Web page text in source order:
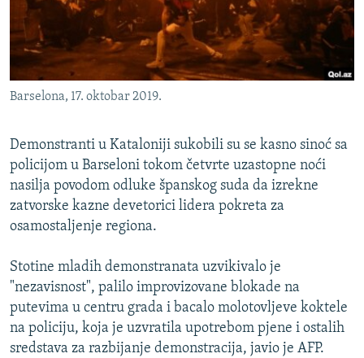
ISPRIČAJ MI
DNEVNO@RSE
SPECIJALI RSE
VIŠE OD NASLOVA
POPLAVE I KLIZIŠTA U BIH 2024.
TV LIBERTY
POST SCRIPTUM
TRI DECENIJE OD RATA U BIH
SVE KARTE DEJTONA
NASTANAK I RASPAD JUGOSLAVIJE
Sve RFE/RL stranice
Barselona, 17. oktobar 2019.
Demonstranti u Kataloniji sukobili su se kasno sinoć sa
policijom u Barseloni tokom četvrte uzastopne noći
nasilja povodom odluke španskog suda da izrekne
zatvorske kazne devetorici lidera pokreta za
osamostaljenje regiona.
Stotine mladih demonstranata uzvikivalo je
"nezavisnost", palilo improvizovane blokade na
putevima u centru grada i bacalo molotovljeve koktele
na policiju, koja je uzvratila upotrebom pjene i ostalih
sredstava za razbijanje demonstracija, javio je AFP.